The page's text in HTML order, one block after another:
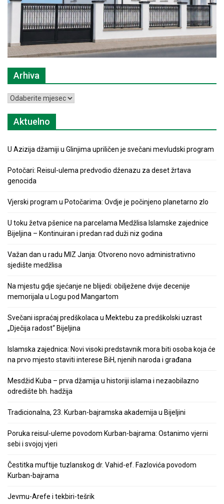
Arhiva
Arhiva
Aktuelno
U Azizija džamiji u Glinjima upriličen je svečani mevludski program
Potočari: Reisul-ulema predvodio dženazu za deset žrtava
genocida
Vjerski program u Potočarima: Ovdje je počinjeno planetarno zlo
U toku žetva pšenice na parcelama Medžlisa Islamske zajednice
Bijeljina – Kontinuiran i predan rad duži niz godina
Važan dan u radu MIZ Janja: Otvoreno novo administrativno
sjedište medžlisa
Na mjestu gdje sjećanje ne blijedi: obilježene dvije decenije
memorijala u Logu pod Mangartom
Svečani ispraćaj predškolaca u Mektebu za predškolski uzrast
„Dječija radost“ Bijeljina
Islamska zajednica: Novi visoki predstavnik mora biti osoba koja će
na prvo mjesto staviti interese BiH, njenih naroda i građana
Mesdžid Kuba – prva džamija u historiji islama i nezaobilazno
odredište bh. hadžija
Tradicionalna, 23. Kurban-bajramska akademija u Bijeljini
Poruka reisul-uleme povodom Kurban-bajrama: Ostanimo vjerni
sebi i svojoj vjeri
Čestitka muftije tuzlanskog dr. Vahid-ef. Fazlovića povodom
Kurban-bajrama
Jevmu-Arefe i tekbiri-tešrik